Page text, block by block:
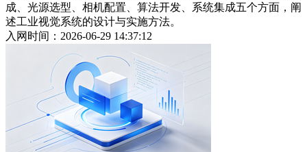
成、光源选型、相机配置、算法开发、系统集成五个方面，阐
述工业视觉系统的设计与实施方法。
入网时间：2026-06-29 14:37:12